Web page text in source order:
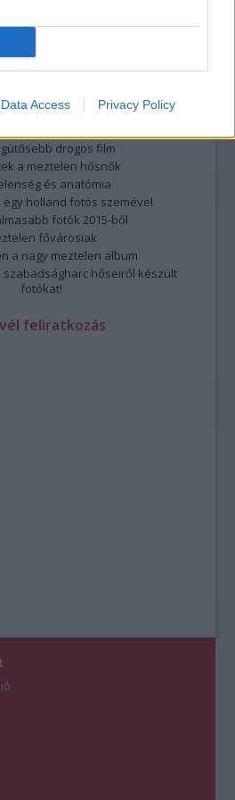
Data Access Privacy Policy
fotók a néptelen fővárosról
drogos film
a meztelen hősnők
és anatómia
holland fotós szemével
fotók 2015-ből
fővárosiak
a nagy meztelen album
szabadságharc hőseiről készült
fotókat!
feliratkozás